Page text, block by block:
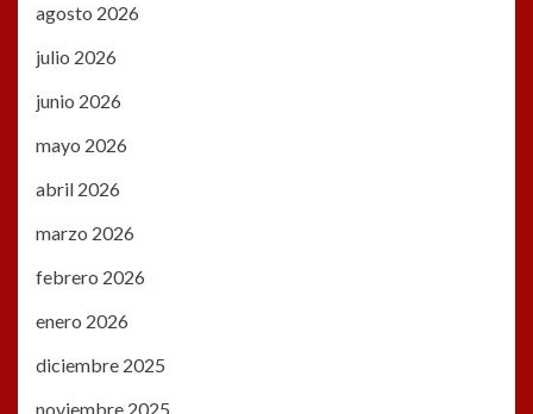
agosto 2026
julio 2026
junio 2026
mayo 2026
abril 2026
marzo 2026
febrero 2026
enero 2026
diciembre 2025
noviembre 2025